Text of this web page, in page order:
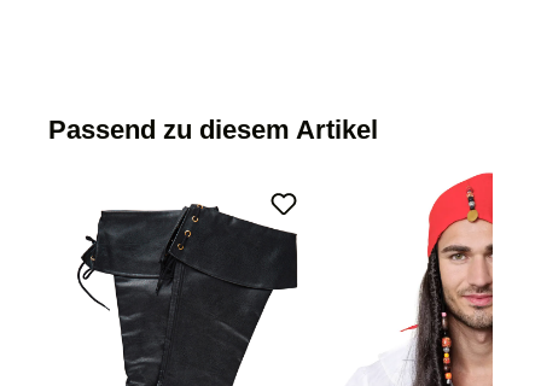
Passend zu diesem Artikel